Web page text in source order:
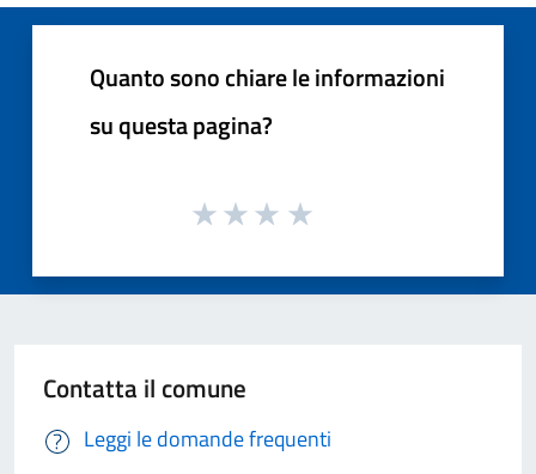
Quanto sono chiare le informazioni
su questa pagina?
Contatta il comune
Leggi le domande frequenti